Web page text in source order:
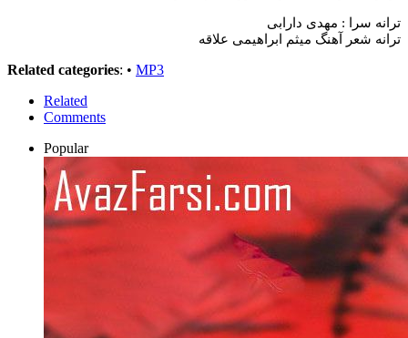
ترانه سرا : مهدی دارابی
ترانه شعر آهنگ میثم ابراهیمی علاقه
Related categories: • MP3
Related
Comments
Popular